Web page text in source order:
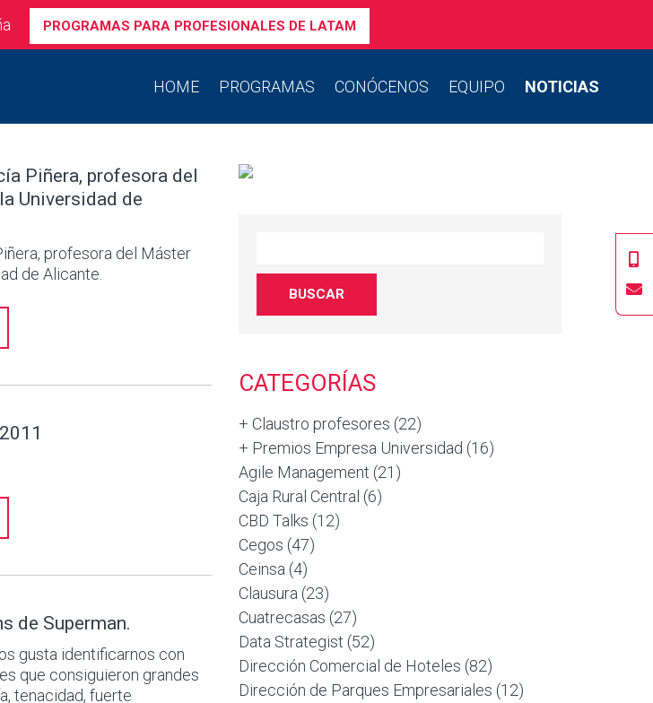
PROGRAMAS PARA PROFESIONALES DE LATAM
HOME PROGRAMAS CONÓCENOS EQUIPO NOTICIAS
Piñera, profesora del
Universidad de
profesora del Máster
de Alicante.
de Superman.
gusta identificarnos con
que consiguieron grandes
tenacidad, fuerte
CATEGORÍAS
+ Claustro profesores (22)
+ Premios Empresa Universidad (16)
Agile Management (21)
Caja Rural Central (6)
CBD Talks (12)
Cegos (47)
Ceinsa (4)
Clausura (23)
Cuatrecasas (27)
Data Strategist (52)
Dirección Comercial de Hoteles (82)
Dirección de Parques Empresariales (12)